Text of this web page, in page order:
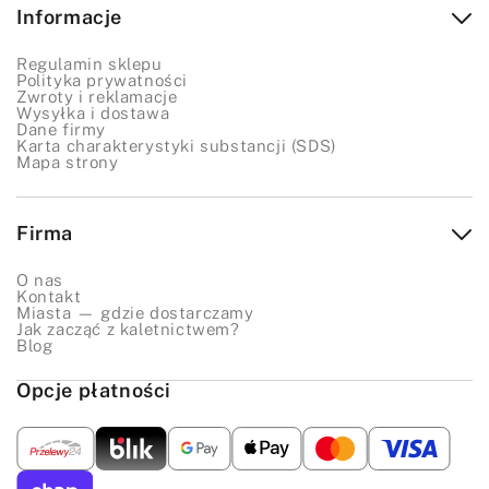
barwy surowych projektów.
Farby akrylowe (Acrylic Dye):
innym charakterze, tworzące elastyczną powłokę.
Świetnie sprawdzają się do detali, malowania
wzorów lub wykańczania specyficznych krawędzi.
Preparaty do antykowania:
wytłoczone wzory, podkreślając rzeźbienia i
wygląd.
Finish do skór (wykończenia):
po farbowaniu. Środki takie jak Resolene czy Tan
Kote zabezpieczają nałożonybarwnik do skóry,
Akcesoria do aplikacji:Narzędzia ułatwiające
pracę z chemią, takie jakpaleta do
Informacje
Regulamin sklepu
Polityka prywatności
Zwroty i reklamacje
Wysyłka i dostawa
Dane firmy
Karta charakterystyki substancji (SDS)
Mapa strony
Firma
O nas
Kontakt
Miasta — gdzie dostarczamy
Jak zacząć z kaletnictwem?
Blog
Opcje płatności